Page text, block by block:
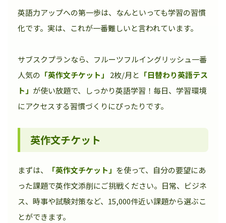
英語力アップへの第一歩は、なんといっても学習の習慣
化です。実は、これが一番難しいと言われています。
サブスクプランなら、フルーツフルイングリッシュ一番
人気の 「英作文チケット」 2枚/月と 「日替わり英語テス
ト」 が使い放題で、しっかり英語学習！毎日、学習環境
にアクセスする習慣づくりにぴったりです。
英作文チケット
まずは、 「英作文チケット」 を使って、自分の要望にあ
った課題で英作文添削にご挑戦ください。日常、ビジネ
ス、時事や試験対策など、15,000件近い課題から選ぶこ
とができます。